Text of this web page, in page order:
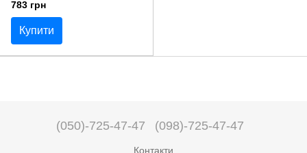
783 грн
Купити
(050)-725-47-47 (098)-725-47-47
Контакти